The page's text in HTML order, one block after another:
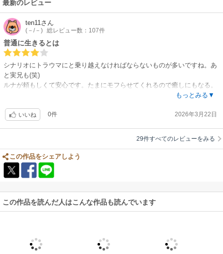
最新のレビュー
ten11さん
(－/－) 総レビュー数：107件
普通に生きるとは
シナリオにトラウマにと乗り越えなければならないものが多いですね。あ
と実兄も(笑)
ルナが頼もしくて安心です。たまにモフらせてくれるので癒しにもなる。
主人公を自分の側に置きたいと思う人が多くて、王子様は大変そうです
リーリエは自分の頭の中が世界の全てなのでしょうかね。魔物の方がマシ
もっとみる▼
いいね 0件 2026年3月22日
29件すべてのレビューをみる
この作品をシェアしよう
この作品を読んだ人はこんな作品も読んでいます